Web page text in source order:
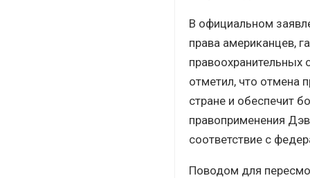
В официальном
права американцев,
правоохранительных
отметил, что отмена
стране и обеспечит
правоприменения
соответствие с
Поводом для